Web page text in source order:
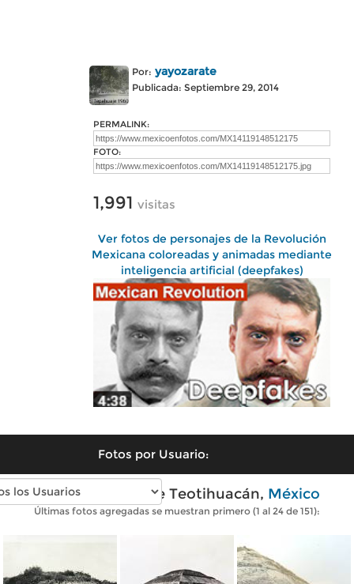
Por: yayozarate
Publicada: Septiembre 29, 2014
PERMALINK:
FOTO:
1,991 visitas
Ver fotos de personajes de la Revolución
Mexicana coloreadas y animadas mediante
inteligencia artificial (deepfakes)
Fotos por Usuario:
Fotos antiguas de Teotihuacán, México
Últimas fotos agregadas se muestran primero (1 al 24 de 151):